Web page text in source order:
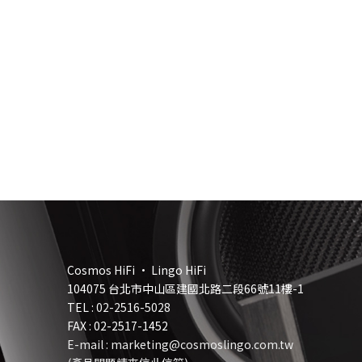
Cosmos HiFi • Lingo HiFi
104075 台北市中山區建國北路二段66號11樓-1
TEL : 02-2516-5028
FAX : 02-2517-1452
E-mail : marketing@cosmoslingo.com.tw